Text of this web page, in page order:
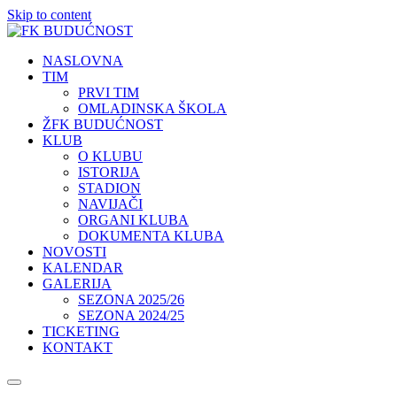
Skip to content
NASLOVNA
TIM
PRVI TIM
OMLADINSKA ŠKOLA
ŽFK BUDUĆNOST
KLUB
O KLUBU
ISTORIJA
STADION
NAVIJAČI
ORGANI KLUBA
DOKUMENTA KLUBA
NOVOSTI
KALENDAR
GALERIJA
SEZONA 2025/26
SEZONA 2024/25
TICKETING
KONTAKT